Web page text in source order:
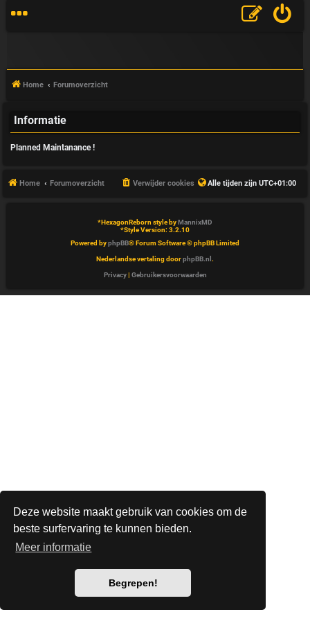
Deze website maakt gebruik van cookies om de
beste surfervaring te kunnen bieden.
Meer informatie
Begrepen!
V
A
Home Forumoverzicht
Informatie
Planned Maintanance !
Home Forumoverzicht Alle tijden zijn UTC+01:00
Verwijder cookies
*HexagonReborn style byMannixMD
*Style Version: 3.2.10
Powered byphpBB® Forum Software © phpBB Limited
Nederlandse vertaling doorphpBB.nl .
Privacy| Gebruikersvoorwaarden